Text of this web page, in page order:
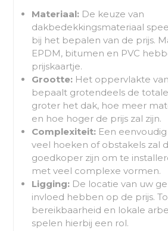
Materiaal: De keuze van
dakbedekkingsmateriaal
bij het bepalen van de prijs.
EPDM, bitumen en PVC
prijskaartje.
Grootte: Het oppervlakte
bepaalt grotendeels de
groter het dak, hoe meer
en hoe hoger de prijs zal zijn.
Complexiteit: Een
veel hoeken of obstakels zal
goedkoper zijn om te
met veel complexe vormen.
Ligging: De locatie van uw
invloed hebben op de prijs.
bereikbaarheid en lokale
spelen hierbij een rol.